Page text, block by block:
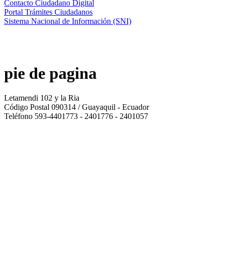
Contacto Ciudadano Digital
Portal Trámites Ciudadanos
Sistema Nacional de Información (SNI)
pie de pagina
Letamendi 102 y la Ria
Código Postal 090314 / Guayaquil - Ecuador
Teléfono 593-4401773 - 2401776 - 2401057